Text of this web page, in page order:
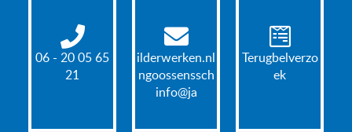
06 - 20 05 65
21
ln.nekrewredli
hcssnessoogn
aj
@ofni
Terugbelverzo
ek